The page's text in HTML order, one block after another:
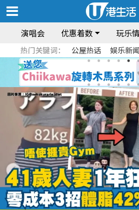
演唱会 优惠着数 玩乐
热门关键词： 公屋热话 娱乐新闻